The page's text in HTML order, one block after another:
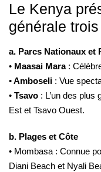
Le Kenya
générale
a. Parcs Nationaux et
• Maasai Mara:
•Amboseli : Vue
• Tsavo : L’un des
Est et Tsavo Ouest.
b. Plages et Côte
• Mombasa : Connue
Diani Beach et Nyali